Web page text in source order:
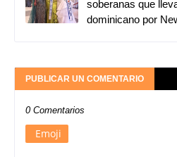
soberanas que
dominicano por
PUBLICAR UN COMENTARIO
0 Comentarios
Emoji